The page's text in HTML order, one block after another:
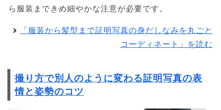
ら服装まできめ細やかな注意が必要です。
「服装から髪型まで証明写真の身だしなみを丸ごと
コーディネート」を読む
撮り方で別人のように変わる証明写真の表
情と姿勢のコツ